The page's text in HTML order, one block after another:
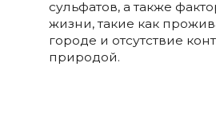
сульфатов, а также
жизни, такие как
городе и отсутствие
природой.